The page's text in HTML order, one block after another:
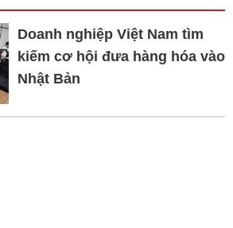
Doanh nghiệp Việt Nam tìm
kiếm cơ hội đưa hàng hóa vào
Nhật Bản